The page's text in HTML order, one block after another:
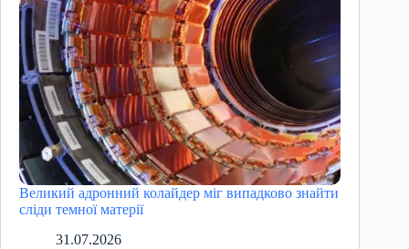
Великий адронний колайдер міг випадково знайти
сліди темної матерії
31.07.2026